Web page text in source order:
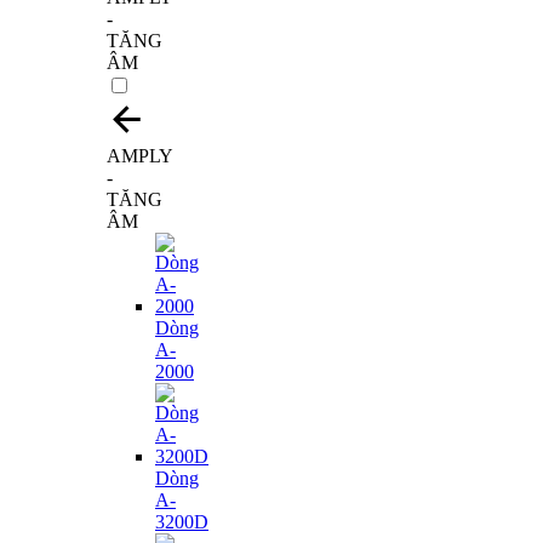
-
TĂNG
ÂM
AMPLY
-
TĂNG
ÂM
Dòng
A-
2000
Dòng
A-
3200D